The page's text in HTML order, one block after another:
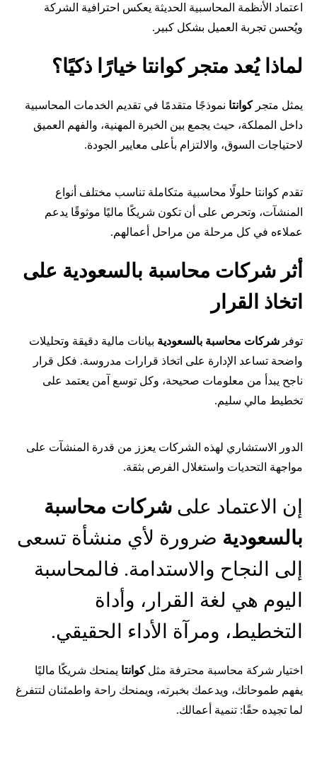
اعتماد الأنظمة المحاسبية الحديثة يعكس احترافية الشركة
ويُحسن تجربة العميل بشكل كبير.
لماذا يُعد متجر كوانتا خيارًا ذكيًا؟
يمثل متجركوانتا نموذجًا متقدمًا في تقديم الخدمات المحاسبية
داخل المملكة، حيث يجمع بين الخبرة المهنية، والفهم العميق
لاحتياجات السوق، والالتزام بأعلى معايير الجودة.
تقدم كوانتا حلولًا محاسبية متكاملة تناسب مختلف أنواع
المنشآت، وتحرص على أن تكون شريكًا ماليًا موثوقًا يدعم
عملاءه في كل مرحلة من مراحل أعمالهم.
أثر شركات محاسبة بالسعودية على
اتخاذ القرار
توفر شركات محاسبة بالسعودية بيانات مالية دقيقة وتحليلات
واضحة تساعد الإدارة على اتخاذ قرارات مدروسة. فكل قرار
ناجح يبدأ من معلومات صحيحة، وكل توسع آمن يعتمد على
تخطيط مالي سليم.
الدور الاستشاري لهذه الشركات يعزز من قدرة المنشآت على
مواجهة التحديات واستغلال الفرص بثقة.
إن الاعتماد على شركات محاسبة
بالسعودية ضرورة لأي منشأة تسعى
إلى النجاح والاستدامة. فالمحاسبة
اليوم هي لغة القرار، وأداة
التخطيط، ومرآة الأداء الحقيقي.
اختيار شركة محاسبة محترفة مثلكوانتا يمنحك شريكًا ماليًا
يفهم طموحاتك، ويدعمك بخبرته، ويمنحك راحة واطمئنان لتتفرغ
لما تجيده حقًا: تنمية أعمالك.